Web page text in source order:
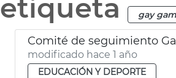
etiqueta
gay
modificado hace 1 año
EDUCACIÓN Y DEPORTE